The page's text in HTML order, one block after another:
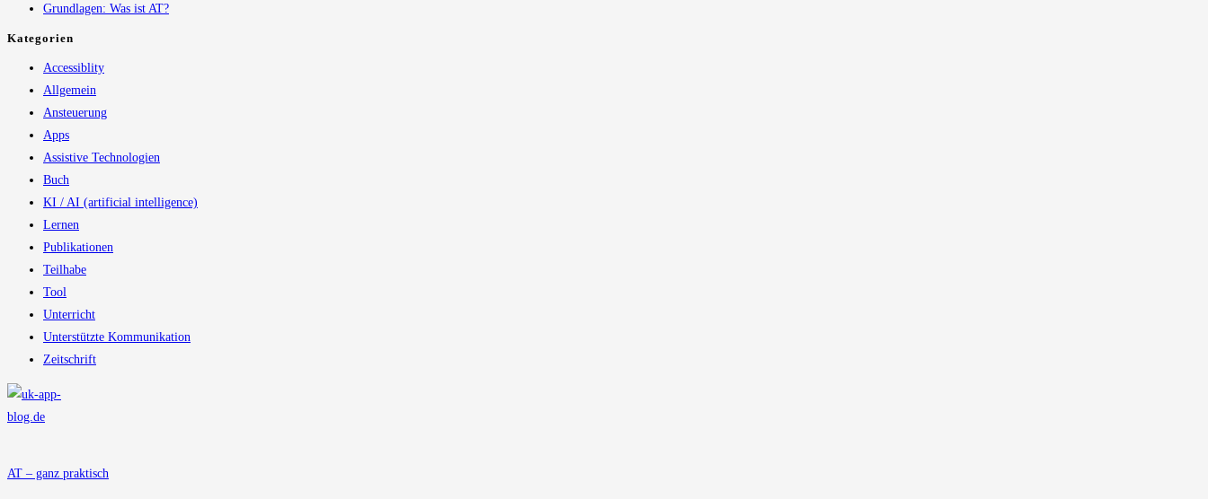
Grundlagen: Was ist AT?
Kategorien
Accessiblity
Allgemein
Ansteuerung
Apps
Assistive Technologien
Buch
KI / AI (artificial intelligence)
Lernen
Publikationen
Teilhabe
Tool
Unterricht
Unterstützte Kommunikation
Zeitschrift
AT – ganz praktisch